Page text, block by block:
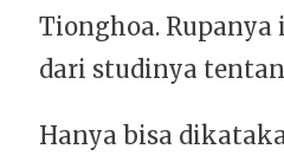
Tionghoa.
dari studinya
Hanya bisa